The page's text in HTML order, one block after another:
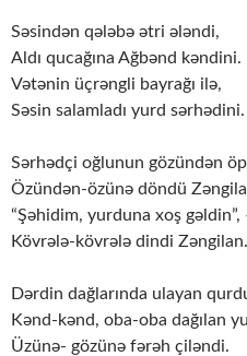
Səsindən qələbə ətri ələndi,
Aldı qucağına Ağbənd kəndini.
Vətənin üçrəngli bayrağı ilə,
Səsin salamladı yurd sərhədini.
Sərhədçi oğlunun gözündən
Özündən-özünə döndü
“Şəhidim, yurduna xoş gəldin”,
Kövrələ-kövrələ dindi Zəngilan.
Dərdin dağlarında ulayan
Kənd-kənd, oba-oba dağılan
Üzünə- gözünə fərəh çiləndi.